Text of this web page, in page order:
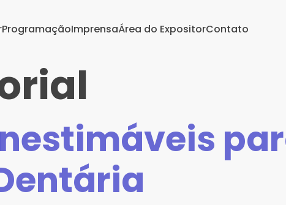
ProgramaçãoImprensaÁrea do ExpositorContato